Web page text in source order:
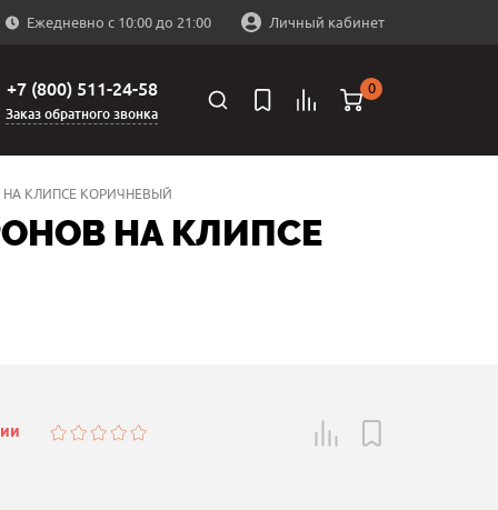
Ежедневно с 10:00 до 21:00 Личный кабинет
+7 (800) 511-24-58
Заказ обратного звонка
0
НА КЛИПСЕ КОРИЧНЕВЫЙ
НА КЛИПСЕ